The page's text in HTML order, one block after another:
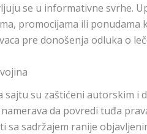
se u informativne svrhe.
promocijama ili
pre donošenja odluka o
sajtu su zaštićeni autorskim
da povredi tuđa
sa sadržajem ranije